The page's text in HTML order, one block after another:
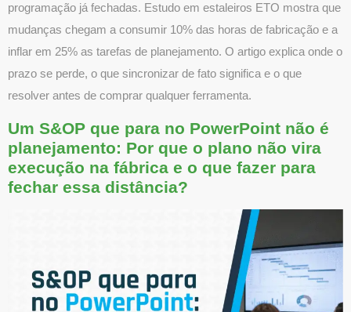
programação já fechadas. Estudo em estaleiros ETO mostra que
mudanças chegam a consumir 10% das horas de fabricação e a
inflar em 25% as tarefas de planejamento. O artigo explica onde o
prazo se perde, o que sincronizar de fato significa e o que
resolver antes de comprar qualquer ferramenta.
Um S&OP que para no PowerPoint não é
planejamento: Por que o plano não vira
execução na fábrica e o que fazer para
fechar essa distância?